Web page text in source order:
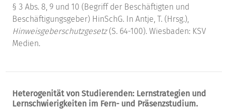
§ 3 Abs. 8, 9 und 10 (Begriff der Beschäftigten und
Beschäftigungsgeber) HinSchG. In Antje, T. (Hrsg.),
Hinweisgeberschutzgesetz(S. 64-100). Wiesbaden: KSV
Medien.
Heterogenität von Studierenden: Lernstrategien und
Lernschwierigkeiten im Fern- und Präsenzstudium.